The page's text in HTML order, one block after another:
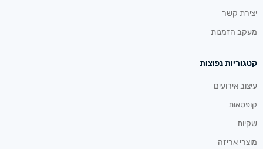
יצירת קשר
מעקב הזמנות
קטגוריות נפוצות
עיצוב אירועים
קופסאות
שקיות
מוצרי אריזה